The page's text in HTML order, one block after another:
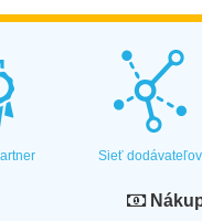
Sieť dodávateľov